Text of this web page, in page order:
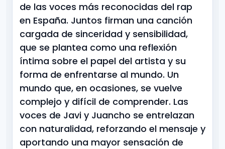
de las voces más reconocidas del rap
en España. Juntos firman una canción
cargada de sinceridad y sensibilidad,
que se plantea como una reflexión
íntima sobre el papel del artista y su
forma de enfrentarse al mundo. Un
mundo que, en ocasiones, se vuelve
complejo y difícil de comprender. Las
voces de Javi y Juancho se entrelazan
con naturalidad, reforzando el mensaje y
aportando una mayor sensación de